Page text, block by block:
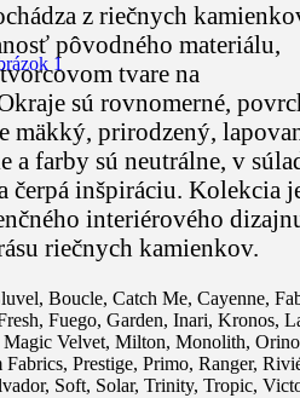
z riečnych
pôvodného materiálu,
tvare na
sú rovnomerné,
mäkký, prirodzený,
a farby sú neutrálne, v
čerpá inšpiráciu. Kolekcia
interiérového
riečnych kamienkov.
, Boucle, Catch Me, Cayenne,
, Fuego, Garden, Inari, Kronos,
Magic Velvet, Milton, Monolith,
Fabrics, Prestige, Primo, Ranger,
, Soft, Solar, Trinity, Tropic,